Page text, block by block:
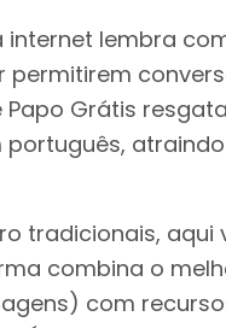
lembra
Papo Grátis
português,
tradicionais,
combina o
com